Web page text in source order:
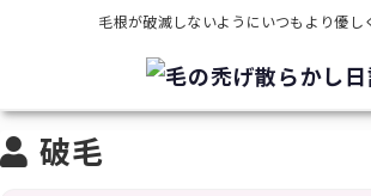
毛根が破滅しないようにいつもより優し
破毛